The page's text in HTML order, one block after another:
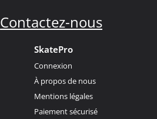
Contactez-nous
SkatePro
Connexion
À propos de nous
Mentions légales
Paiement sécurisé